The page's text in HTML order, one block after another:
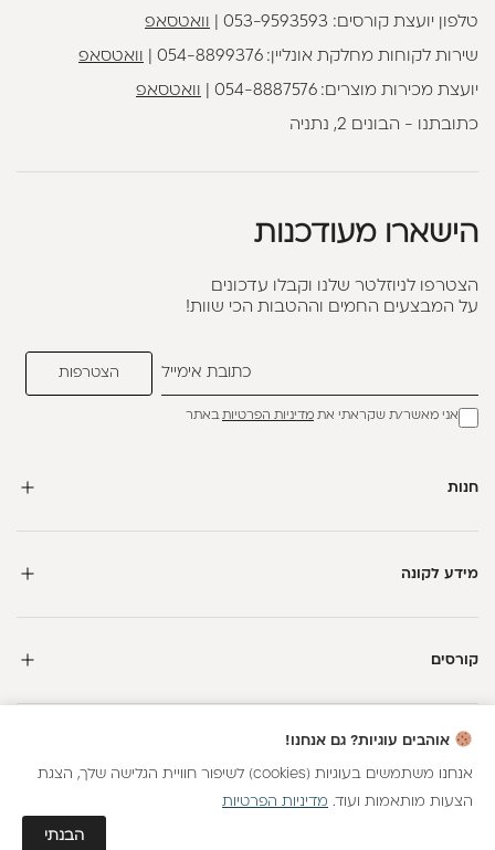
טלפון יועצת קורסים: 053-9593593 וואטסאפ
שירות לקוחות מחלקת אונליין:054-8899376 וואטסאפ
יועצת מכירות מוצרים:054-8887576 וואטסאפ
כתובתנו - הבונים 2, נתניה
הישארו מעודכנות
הצטרפו לניוזלטר שלנו וקבלו עדכונים
על המבצעים החמים וההטבות הכי שוות!
אני מאשר/ת שקראתי את מדיניות הפרטיותבאתר
חנות
מידע לקונה
קורסים
כל הזכויות שמורות
אוהבים עוגיות? גם אנחנו!
אנחנו משתמשים בעוגיות (cookies) לשיפור חוויית הגלישה שלך, הצגת
הצעות מותאמות ועוד. מדיניות הפרטיות
הבנתי